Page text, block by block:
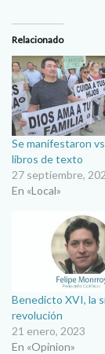
Relacionado
Se manifestaron
libros de texto
27 septiembre,
En «Local»
Benedicto XVI, la
revolución
21 enero, 2023
En «Opinion»